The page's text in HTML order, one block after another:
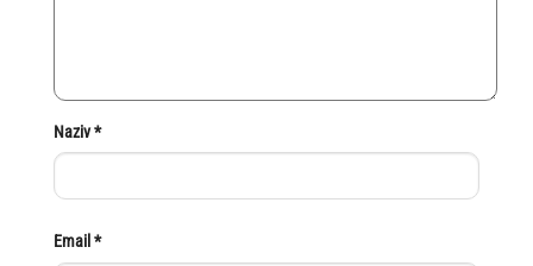
Naziv*
Email*